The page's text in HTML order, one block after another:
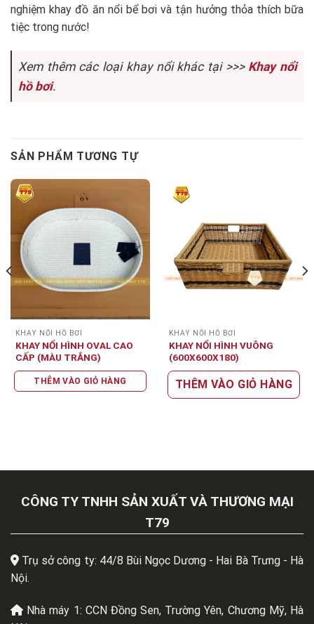
nghiệm khay đồ ăn nổi bể bơi và tận hưởng thỏa thích bữa
tiệc trong nước!
Xem thêm các loại khay nổi khác tại >>> Khay nổi
hồ bơi.
SẢN PHẨM TƯƠNG TỰ
KHAY NỔI HỒ BƠI
KHAY NỔI HÌNH OVAL CAO
CẤP (MÀU TRẮNG)
THÊM VÀO GIỎ HÀNG
KHAY NỔI HỒ BƠI
KHAY NỔI HÌNH VUÔNG
(600X600X180)
THÊM VÀO GIỎ HÀNG
CÔNG TY TNHH SẢN XUẤT VÀ THƯƠNG MẠI
T79
Trụ sở công ty: 44/8 Bùi Ngọc Dương - Hai Bà Trưng - Hà
Nội.
Nhà máy 1: CCN Đồng Sen, Trường Yên, Chương Mỹ, Hà